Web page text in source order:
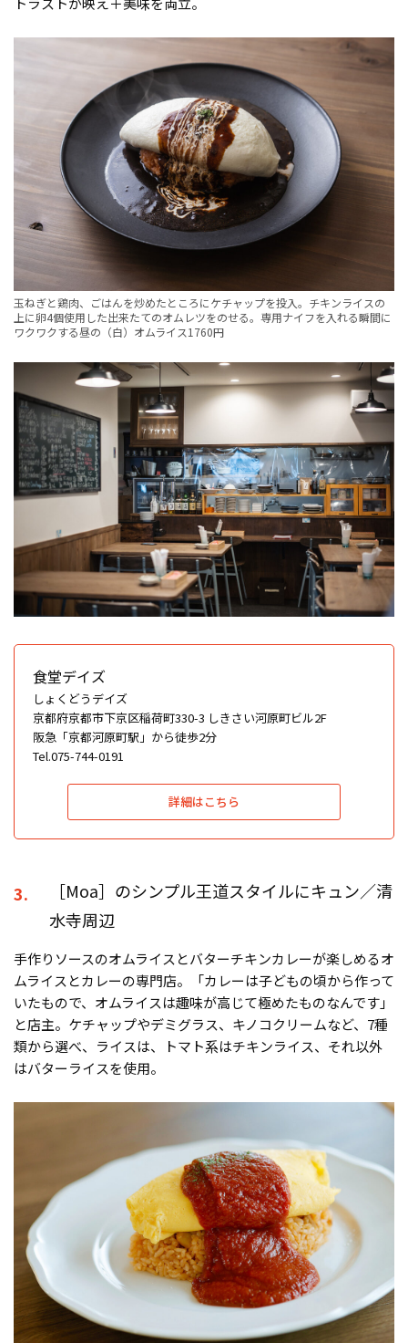
玉ねぎと鶏肉、ごはんを炒めたところにケチャップを投入。チキンライスの
上に卵4個使用した出来たてのオムレツをのせる。専用ナイフを入れる瞬間に
ワクワクする昼の（白）オムライス1760円
食堂デイズ
しょくどうデイズ
京都府京都市下京区稲荷町330-3 しきさい河原町ビル2F
阪急「京都河原町駅」から徒歩2分
Tel.075-744-0191
詳細はこちら
3.
［Moa］のシンプル王道スタイルにキュン／清
水寺周辺
手作りソースのオムライスとバターチキンカレーが楽しめるオ
ムライスとカレーの専門店。「カレーは子どもの頃から作って
いたもので、オムライスは趣味が高じて極めたものなんです」
と店主。ケチャップやデミグラス、キノコクリームなど、7種
類から選べ、ライスは、トマト系はチキンライス、それ以外
はバターライスを使用。